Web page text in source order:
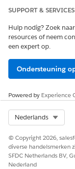
SUPPORT & SERVICES
Hulp nodig? Zoek
resources of neem
een expert op.
Ondersteuning
Powered by Experience
Nederlands
© Copyright 2026,
diverse handelsmerken
SFDC Netherlands BV,
Nederland